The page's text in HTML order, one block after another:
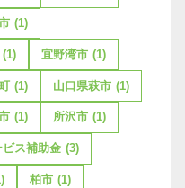
(1)
(1) 宜野湾市 (1)
(1) 山口県萩市 (1)
(1) 所沢市 (1)
ス補助金 (3)
柏市 (1)